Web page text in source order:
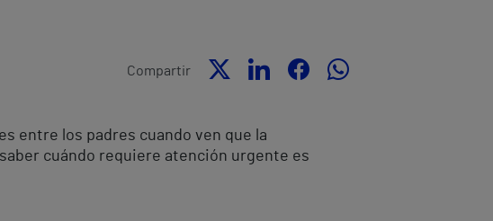
Compartir
entre los padres cuando ven que la
cuándo requiere atención urgente es